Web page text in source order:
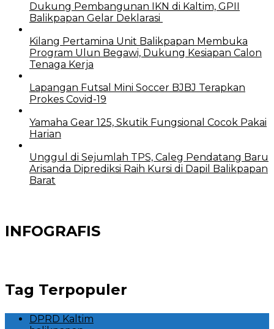
Dukung Pembangunan IKN di Kaltim, GPII
Balikpapan Gelar Deklarasi
Kilang Pertamina Unit Balikpapan Membuka
Program Ulun Begawi, Dukung Kesiapan Calon
Tenaga Kerja
Lapangan Futsal Mini Soccer BJBJ Terapkan
Prokes Covid-19
Yamaha Gear 125, Skutik Fungsional Cocok Pakai
Harian
Unggul di Sejumlah TPS, Caleg Pendatang Baru
Arisanda Diprediksi Raih Kursi di Dapil Balikpapan
Barat
INFOGRAFIS
Tag Terpopuler
DPRD Kaltim